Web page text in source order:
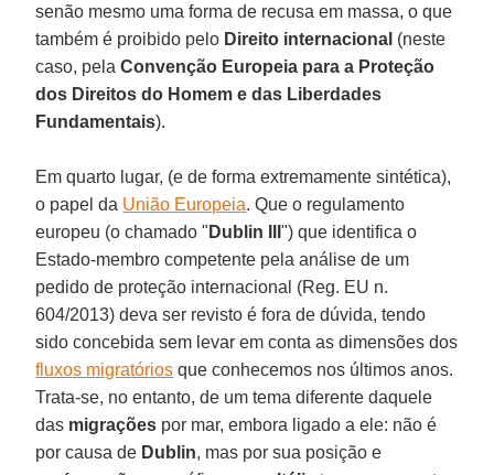
senão mesmo uma forma de recusa em massa, o que
também é proibido pelo Direito internacional (neste
caso, pelaConvenção Europeia para a Proteção
dos Direitos do Homem e das Liberdades
Fundamentais).
Em quarto lugar, (e de forma extremamente sintética),
o papel da União Europeia. Que o regulamento
europeu (o chamado " Dublin III") que identifica o
Estado-membro competente pela análise de um
pedido de proteção internacional (Reg. EU n.
604/2013) deva ser revisto é fora de dúvida, tendo
sido concebida sem levar em conta as dimensões dos
fluxos migratórios que conhecemos nos últimos anos.
Trata-se, no entanto, de um tema diferente daquele
das migrações por mar, embora ligado a ele: não é
por causa de Dublin, mas por sua posição e